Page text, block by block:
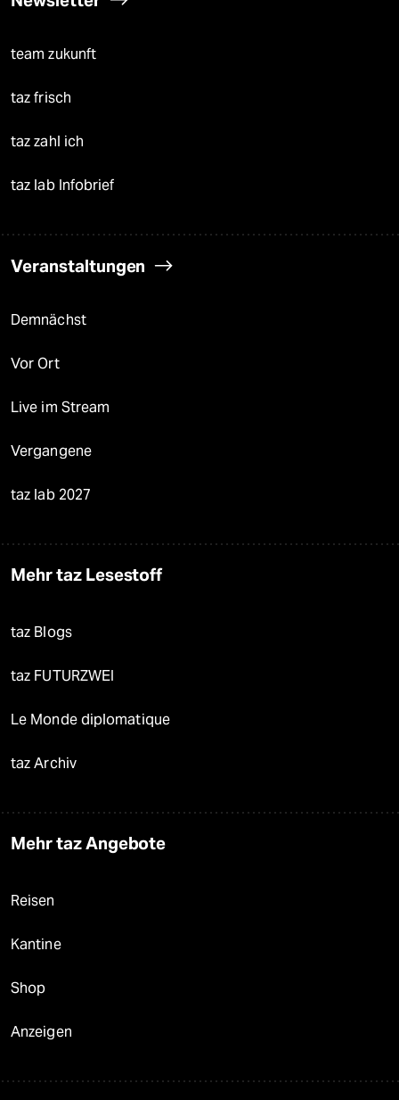
team zukunft
taz frisch
taz zahl ich
taz lab Infobrief
Veranstaltungen
Demnächst
Vor Ort
Live im Stream
Vergangene
taz lab 2027
Mehr taz Lesestoff
taz Blogs
taz FUTURZWEI
Le Monde diplomatique
taz Archiv
Mehr taz Angebote
Reisen
Kantine
Shop
Anzeigen